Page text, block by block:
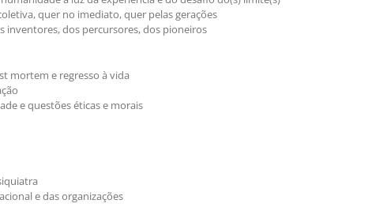
quer no imediato, quer pelas gerações
inventores, dos percursores, dos pioneiros
mortem e regresso à vida
e questões éticas e morais
e das organizações